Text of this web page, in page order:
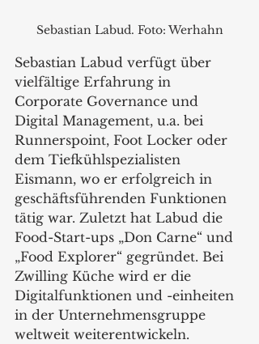
Sebastian Labud. Foto: Werhahn
Sebastian Labud verfügt über
vielfältige Erfahrung in
Corporate Governance und
Digital Management, u.a. bei
Runnerspoint, Foot Locker oder
dem Tiefkühlspezialisten
Eismann, wo er erfolgreich in
geschäftsführenden Funktionen
tätig war. Zuletzt hat Labud die
Food-Start-ups „Don Carne“ und
„Food Explorer“ gegründet. Bei
Zwilling Küche wird er die
Digitalfunktionen und -einheiten
in der Unternehmensgruppe
weltweit weiterentwickeln.